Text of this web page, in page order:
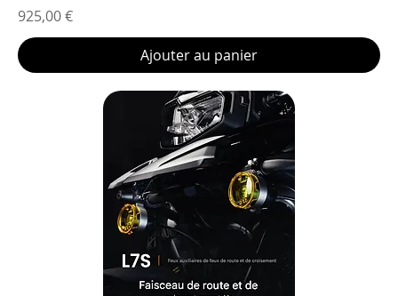
Prix
925,00 €
Ajouter au panier